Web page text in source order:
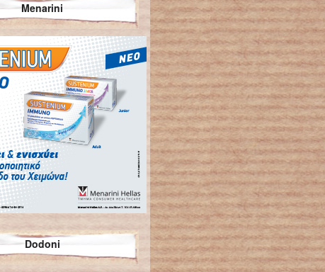
Menarini
Dodoni